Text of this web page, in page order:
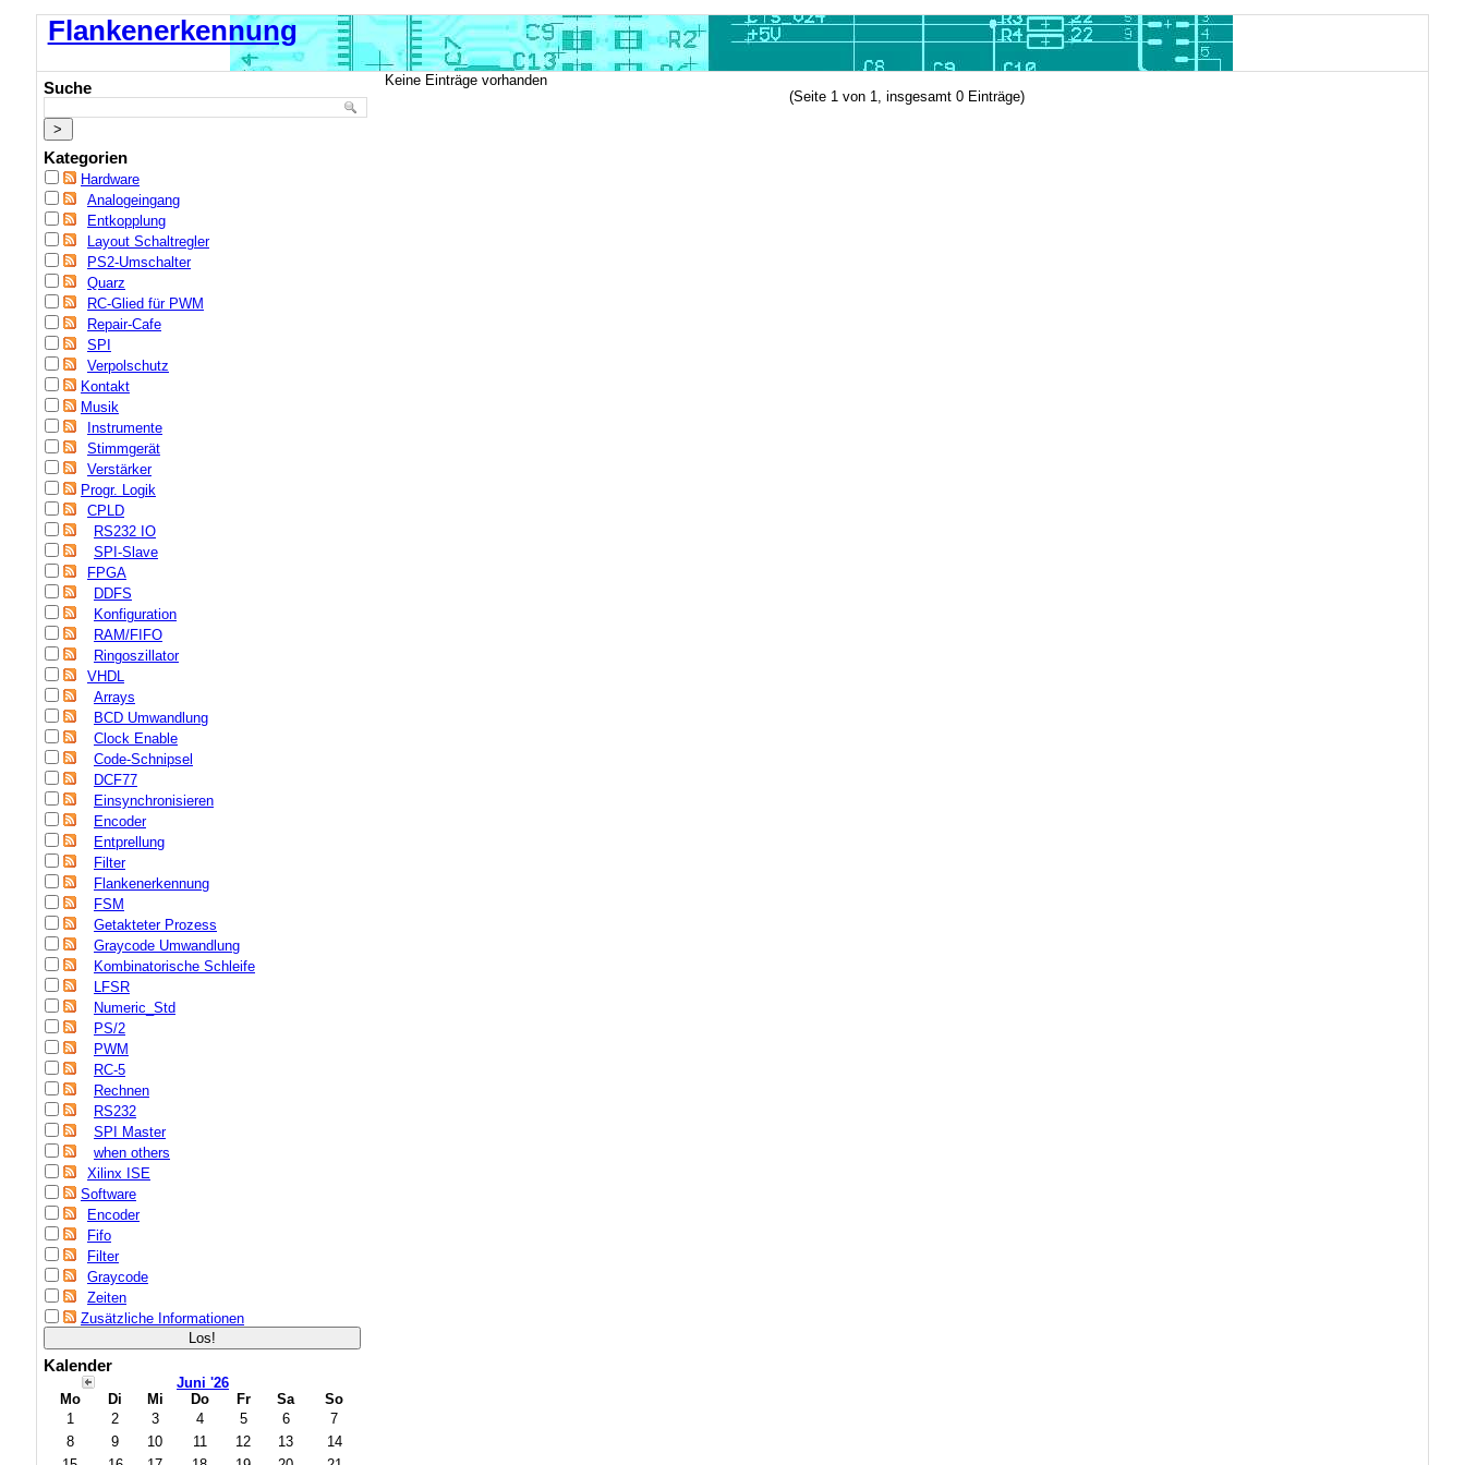
Flankenerkennung
Suche
Kategorien
Hardware
Analogeingang
Entkopplung
Layout Schaltregler
PS2-Umschalter
Quarz
RC-Glied für PWM
Repair-Cafe
SPI
Verpolschutz
Kontakt
Musik
Instrumente
Stimmgerät
Verstärker
Progr. Logik
CPLD
RS232 IO
SPI-Slave
FPGA
DDFS
Konfiguration
RAM/FIFO
Ringoszillator
VHDL
Arrays
BCD Umwandlung
Clock Enable
Code-Schnipsel
DCF77
Einsynchronisieren
Encoder
Entprellung
Filter
Flankenerkennung
FSM
Getakteter Prozess
Graycode Umwandlung
Kombinatorische Schleife
LFSR
Numeric_Std
PS/2
PWM
RC-5
Rechnen
RS232
SPI Master
when others
Xilinx ISE
Software
Encoder
Fifo
Filter
Graycode
Zeiten
Zusätzliche Informationen
Kalender
Juni '26
Mo
Di Mi Do Fr Sa
So
1
2 3 4 5 6
7
8
9 10 11 12 13
14
Keine Einträge vorhanden
(Seite 1 von 1, insgesamt 0 Einträge)